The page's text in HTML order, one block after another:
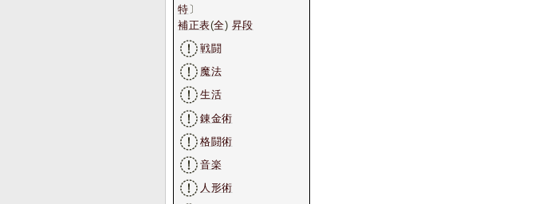
特 〕
補正表(全) 昇段
戦闘
魔法
生活
錬金術
格闘術
音楽
人形術